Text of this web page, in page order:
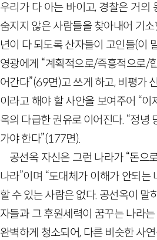
우리가 다 아는 바이고, 경찰은 거의
숨지지 않은 사람들을 찾아내어 기
년이 다 되도록 산자들이 고인들(이
영광에게 “계획적으로/즉흥적으로/
어간다”(69면)고 쓰게 하고, 비평가
이라고 해야 할 사안을 보여주어 “
옥의 다급한 권유로 이어진다. “정녕
가야 한다”(177면).
공선옥 자신은 그런 나라가 “돈으
나라”이며 “도대체가 이해가 안되
할 수 있는 사람은 없다. 공선옥이 말
자들과 그 후원세력이 꿈꾸는 나라
완벽하게 청소되어, 다른 비슷한 사